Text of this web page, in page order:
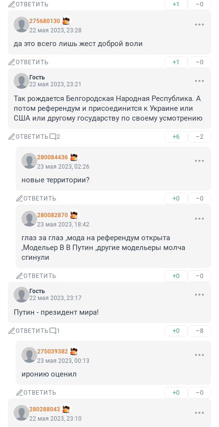
ОТВЕТИТЬ +1 –0
275680130
22 мая 2023, 23:28
да это всего лишь жест доброй воли
ОТВЕТИТЬ +1 –0
Гость
22 мая 2023, 23:21
Так рождается Белгородская Народная Республика. А
потом референдум и присоединится к Украине или
США или другому государству по своему усмотрению
ОТВЕТИТЬ 2 +6 –2
280084436
23 мая 2023, 02:26
новые территории?
ОТВЕТИТЬ +0 –0
280082870
23 мая 2023, 18:42
глаз за глаз ,мода на референдум открыта
,Модельер В В Путин ,другие модельеры молча
сгинули
ОТВЕТИТЬ +0 –0
Гость
22 мая 2023, 23:17
Путин - президент мира!
ОТВЕТИТЬ 1 +0 –8
275039382
23 мая 2023, 00:13
иронию оценил
ОТВЕТИТЬ +0 –0
280288043
22 мая 2023, 23:10